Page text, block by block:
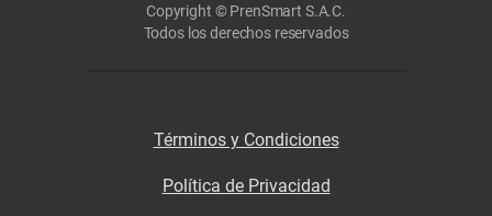
Copyright © PrenSmart S.A.C.
Todos los derechos reservados
Términos y Condiciones
Política de Privacidad